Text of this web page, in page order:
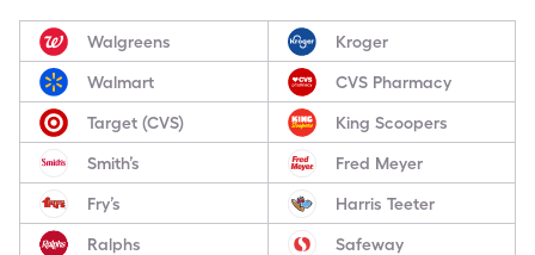
Walgreens Kroger
Walmart CVS Pharmacy
Target (CVS) King Scoopers
Smith’s Fred Meyer
Fry’s Harris Teeter
Ralphs Safeway